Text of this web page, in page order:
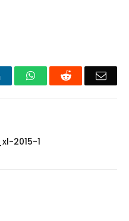
LinkedInWhatsAppReddit
2015-1